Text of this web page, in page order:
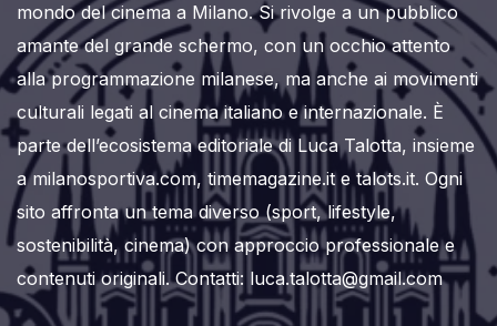
mondo del cinema a Milano. Si rivolge a un pubblico
amante del grande schermo, con un occhio attento
alla programmazione milanese, ma anche ai movimenti
culturali legati al cinema italiano e internazionale. È
parte dell’ecosistema editoriale di Luca Talotta, insieme
a milanosportiva.com, timemagazine.it e talots.it. Ogni
sito affronta un tema diverso (sport, lifestyle,
sostenibilità, cinema) con approccio professionale e
contenuti originali. Contatti: luca.talotta@gmail.com